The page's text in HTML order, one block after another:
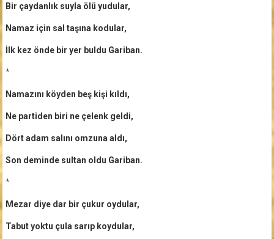
Bir çaydanlık suyla ölü yudular,
Namaz için sal taşına kodular,
İlk kez önde bir yer buldu Gariban.
*
Namazını köyden beş kişi kıldı,
Ne partiden biri ne çelenk geldi,
Dört adam salını omzuna aldı,
Son deminde sultan oldu Gariban.
*
Mezar diye dar bir çukur oydular,
Tabut yoktu çula sarıp koydular,